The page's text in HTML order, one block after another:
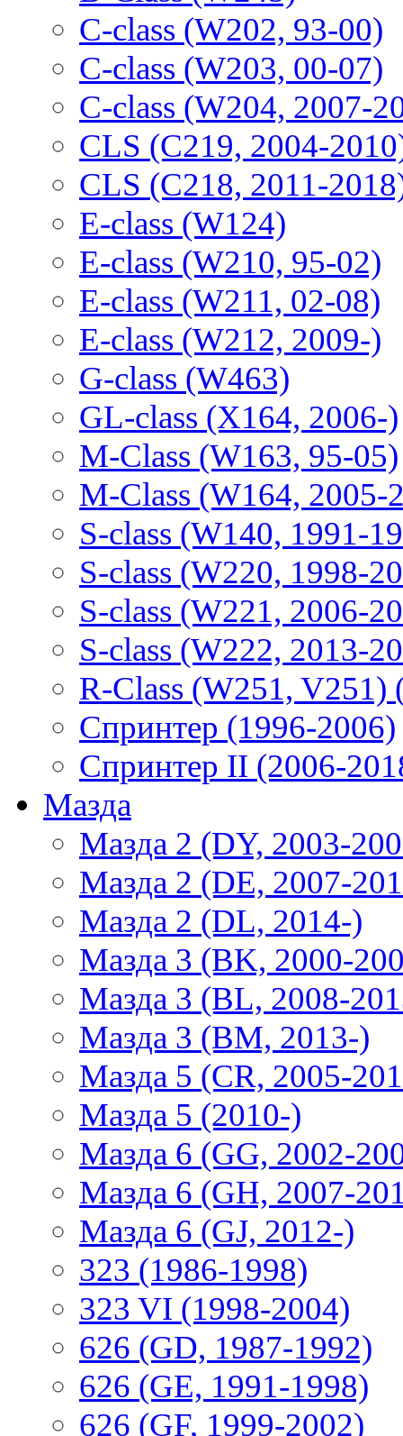
C-class (W202, 93-00)
C-class (W203, 00-07)
C-class (W204, 2007-
CLS (C219, 2004-
CLS (C218, 2011-
E-class (W124)
E-class (W210, 95-02)
E-class (W211, 02-08)
E-class (W212, 2009-)
G-class (W463)
GL-class (X164, 2006-)
M-Class (W163, 95-05)
M-Class (W164, 2005-
S-class (W140, 1991-
S-class (W220, 1998-
S-class (W221, 2006-
S-class (W222, 2013-
R-Class (W251, V251)
Спринтер (1996-2006)
Спринтер II (2006-
Мазда
Мазда 2 (DY, 2003-
Мазда 2 (DE, 2007-
Мазда 2 (DL, 2014-)
Мазда 3 (BK, 2000-
Мазда 3 (BL, 2008-
Мазда 3 (BM, 2013-)
Мазда 5 (CR, 2005-
Мазда 5 (2010-)
Мазда 6 (GG, 2002-
Мазда 6 (GH, 2007-
Мазда 6 (GJ, 2012-)
323 (1986-1998)
323 VI (1998-2004)
626 (GD, 1987-1992)
626 (GE, 1991-1998)
626 (GF, 1999-2002)